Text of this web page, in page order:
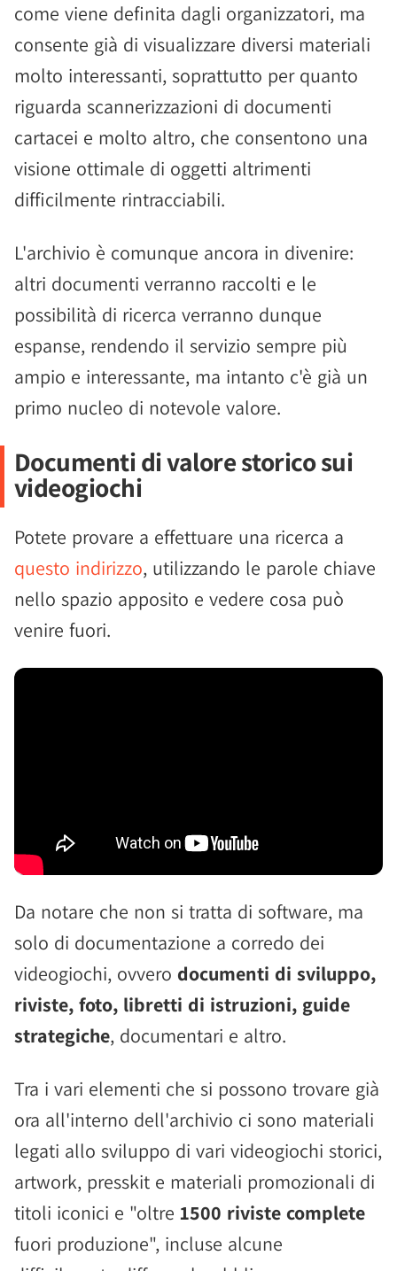
come viene definita dagli organizzatori, ma
consente già di visualizzare diversi materiali
molto interessanti, soprattutto per quanto
riguarda scannerizzazioni di documenti
cartacei e molto altro, che consentono una
visione ottimale di oggetti altrimenti
difficilmente rintracciabili.
L'archivio è comunque ancora in divenire:
altri documenti verranno raccolti e le
possibilità di ricerca verranno dunque
espanse, rendendo il servizio sempre più
ampio e interessante, ma intanto c'è già un
primo nucleo di notevole valore.
Documenti di valore storico sui
videogiochi
Potete provare a effettuare una ricerca a
questo indirizzo, utilizzando le parole chiave
nello spazio apposito e vedere cosa può
venire fuori.
Da notare che non si tratta di software, ma
solo di documentazione a corredo dei
videogiochi, ovvero documenti di sviluppo,
riviste, foto, libretti di istruzioni, guide
strategiche, documentari e altro.
Tra i vari elementi che si possono trovare già
ora all'interno dell'archivio ci sono materiali
legati allo sviluppo di vari videogiochi storici,
artwork, presskit e materiali promozionali di
titoli iconici e "oltre 1500 riviste complete
fuori produzione", incluse alcune